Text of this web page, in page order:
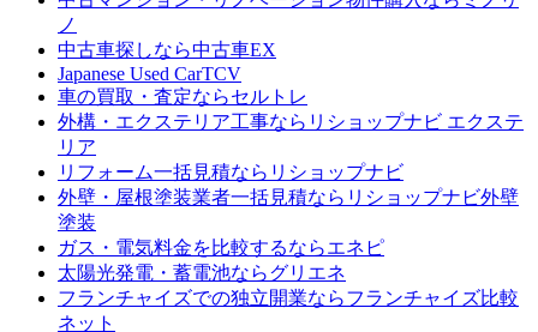
ノ
中古車探しなら中古車EX
Japanese Used CarTCV
車の買取・査定ならセルトレ
外構・エクステリア工事なら リショップナビ エクステ
リア
リフォーム一括見積なら リショップナビ
外壁・屋根塗装業者一括見積なら リショップナビ外壁
塗装
ガス・電気料金を比較するならエネピ
太陽光発電・蓄電池ならグリエネ
フランチャイズでの独立開業ならフランチャイズ比較
ネット